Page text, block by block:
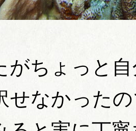
がちょっと
せなかった